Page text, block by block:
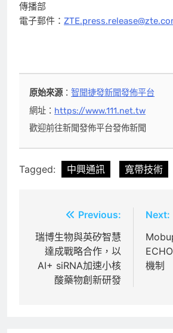
傳播部
電子郵件：
原始來源：智聞捷發新聞發佈平台
網址： https://www.111.net.tw
歡迎前往新聞發佈平台發佈新聞
Tagged: 中興通訊 寬帶技術
章
導
Previous:
瑞博生物與英矽智慧
達成戰略合作，以
AI+ siRNA加速小核
酸藥物創新研發
Next:
機制